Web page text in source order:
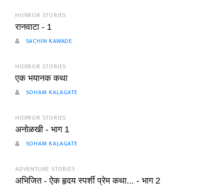
HORROR STORIES
रानवाटा - 1
SACHIN KAWADE
HORROR STORIES
एक भयानक कथा
SOHAM KALAGATE
HORROR STORIES
अनोळखी - भाग 1
SOHAM KALAGATE
ADVENTURE STORIES
अभिजित - ऐक हृदय स्पर्शी प्रेम कथा... - भाग 2